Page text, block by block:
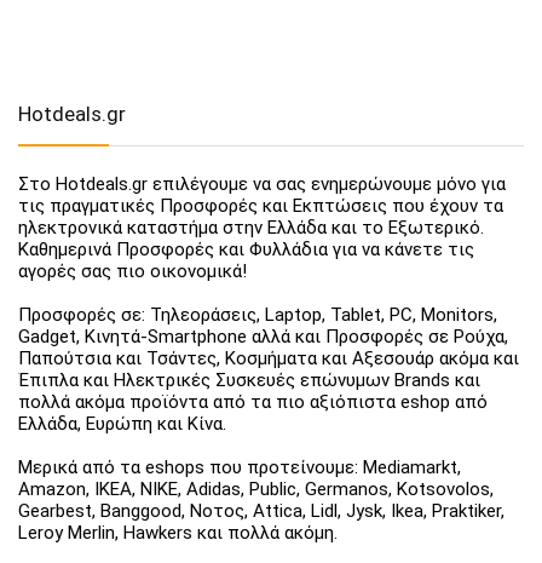
Hotdeals.gr
Στο Hotdeals.gr επιλέγουμε να σας ενημερώνουμε μόνο για
τις πραγματικές Προσφορές και Εκπτώσεις που έχουν τα
ηλεκτρονικά καταστήμα στην Ελλάδα και το Εξωτερικό.
Καθημερινά Προσφορές και Φυλλάδια για να κάνετε τις
αγορές σας πιο οικονομικά!
Προσφορές σε: Τηλεοράσεις, Laptop, Tablet, PC, Monitors,
Gadget, Κινητά-Smartphone αλλά και Προσφορές σε Ρούχα,
Παπούτσια και Τσάντες, Κοσμήματα και Αξεσουάρ ακόμα και
Έπιπλα και Ηλεκτρικές Συσκευές επώνυμων Brands και
πολλά ακόμα προϊόντα από τα πιο αξιόπιστα eshop από
Ελλάδα, Ευρώπη και Κίνα.
Μερικά από τα eshops που προτείνουμε: Mediamarkt,
Amazon, IKEA, NIKE, Adidas, Public, Germanos, Kotsovolos,
Gearbest, Banggood, Νοτος, Attica, Lidl, Jysk, Ikea, Praktiker,
Leroy Merlin, Hawkers και πολλά ακόμη.